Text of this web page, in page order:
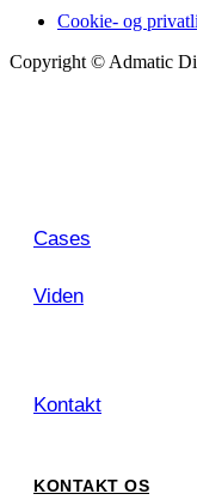
Cookie- og
Copyright © Admatic
Cases
Viden
Kontakt
KONTAKT OS